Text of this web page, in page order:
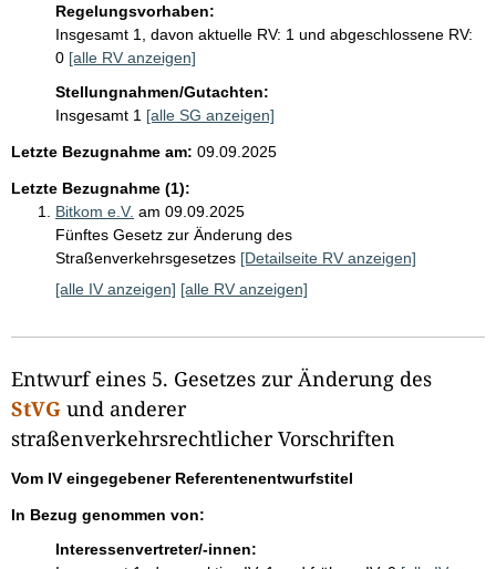
e
Regelungsvorhaben:
Insgesamt 1, davon aktuelle RV: 1 und abgeschlossene RV:
0 [alle RV anzeigen]
Stellungnahmen/Gutachten:
Insgesamt 1 [alle SG anzeigen]
Letzte Bezugnahme am: 09.09.2025
Letzte Bezugnahme (1):
Bitkom e.V. am 09.09.2025
Fünftes Gesetz zur Änderung des
Straßenverkehrsgesetzes [Detailseite RV anzeigen]
[alle IV anzeigen] [alle RV anzeigen]
Entwurf eines 5. Gesetzes zur Änderung des
StVG und anderer
straßenverkehrsrechtlicher Vorschriften
Vom IV eingegebener Referentenentwurfstitel
In Bezug genommen von:
Interessenvertreter/-innen: